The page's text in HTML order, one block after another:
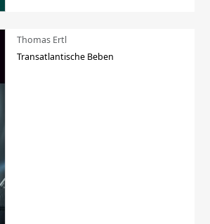
Thomas Ertl
Transatlantische Beben